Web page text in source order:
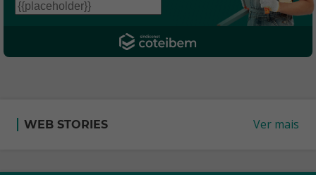
WEB STORIES Ver mais